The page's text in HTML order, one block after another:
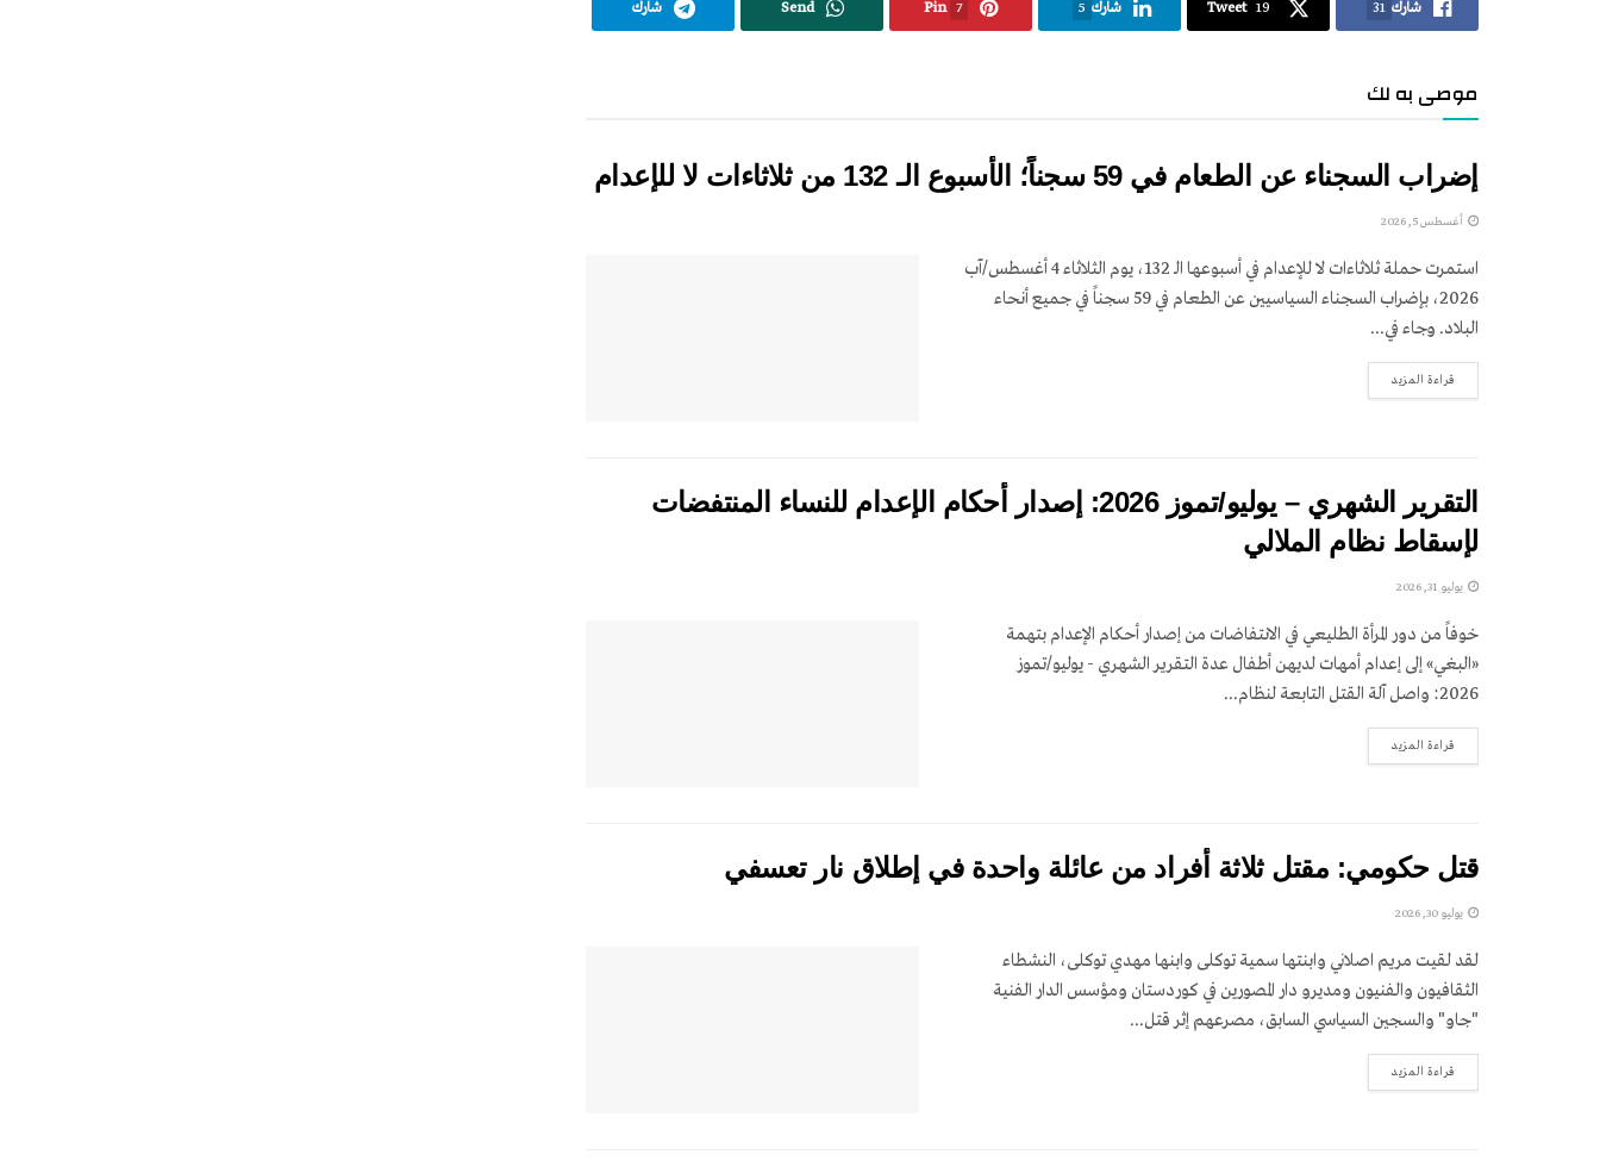
شارك 31
Tweet 19 شارك 5
Pin 7
Send شارك
موصى به لك
إضراب السجناء عن الطعام في 59 سجناً؛ الأسبوع الـ 132 من ثلاثاءات لا للإعدام
أغسطس 5, 2026
استمرت حملة ثلاثاءات لا للإعدام في أسبوعها الـ 132، يوم الثلاثاء 4 أغسطس/آب
2026، بإضراب السجناء السياسيين عن الطعام في 59 سجناً في جميع أنحاء
البلاد. وجاء في...
قراءة المزيدDETAILS
التقرير الشهري – يوليو/تموز 2026: إصدار أحكام الإعدام للنساء المنتفضات
لإسقاط نظام الملالي
يوليو 31, 2026
خوفاً من دور المرأة الطليعي في الانتفاضات من إصدار أحكام الإعدام بتهمة
«البغي» إلى إعدام أمهات لديهن أطفال عدة التقرير الشهري - يوليو/تموز
2026: واصل آلة القتل التابعة لنظام...
قراءة المزيدDETAILS
قتل حكومي: مقتل ثلاثة أفراد من عائلة واحدة في إطلاق نار تعسفي
يوليو 30, 2026
لقد لقيت مريم اصلاني وابنتها سمية توکلی وابنها مهدي توکلی، النشطاء
الثقافيون والفنيون ومديرو دار المصورين في كوردستان ومؤسس الدار الفنية
"جاو" والسجين السياسي السابق، مصرعهم إثر قتل...
قراءة المزيدDETAILS